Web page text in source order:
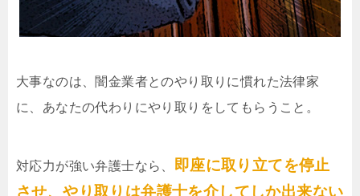
大事なのは、闇金業者とのやり取りに慣れた法律家
に、あなたの代わりにやり取りをしてもらうこと。
対応力が強い弁護士なら、 即座に取り立てを停止
させ、やり取りは弁護士を介してしか出来ない